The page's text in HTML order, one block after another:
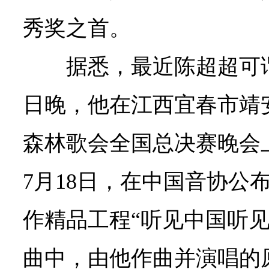
秀奖之首。
据悉，最近陈超超可
日晚，他在江西宜春市
森林歌会全国总决赛晚
7月18日，在中国音协公
作精品工程“听见中国听
曲中，由他作曲并演唱